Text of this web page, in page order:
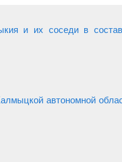
и их соседи в
автономной